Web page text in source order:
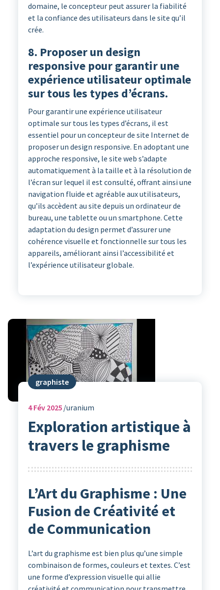
domaine, le concepteur peut assurer la fiabilité
et la confiance des utilisateurs dans le site qu’il
crée.
8. Proposer un design
responsive pour garantir une
expérience utilisateur optimale
sur tous les types d’écrans.
Pour garantir une expérience utilisateur
optimale sur tous les types d’écrans, il est
essentiel pour un concepteur de site Internet de
proposer un design responsive. En adoptant une
approche responsive, le site web s’adapte
automatiquement à la taille et à la résolution de
l’écran sur lequel il est consulté, offrant ainsi une
navigation fluide et agréable aux utilisateurs,
qu’ils accèdent au site depuis un ordinateur de
bureau, une tablette ou un smartphone. Cette
adaptation du design permet d’assurer une
cohérence visuelle et fonctionnelle sur tous les
appareils, améliorant ainsi l’accessibilité et
l’expérience utilisateur globale.
graphiste
4Fév 2025 uranium
Exploration artistique à
travers le graphisme
L’Art du Graphisme : Une
Fusion de Créativité et
de Communication
L’art du graphisme est bien plus qu’une simple
combinaison de formes, couleurs et textes. C’est
une forme d’expression visuelle qui allie